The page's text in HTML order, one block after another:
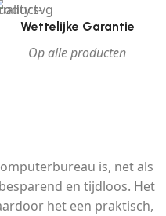
Wettelijke Garantie
Op alle producten
is, net als
en tijdloos. Het
het een praktisch,